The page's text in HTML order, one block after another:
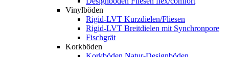
Vinylböden
Rigid-LVT Kurzdielen/Fliesen
Rigid-LVT Breitdielen mit Synchronpore
Fischgrät
Korkböden